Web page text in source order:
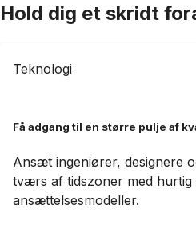
Hold dig et skridt
Teknologi
Få adgang til en større pulje af
Ansæt ingeniører, designere
tværs af tidszoner med hurtig
ansættelsesmodeller.